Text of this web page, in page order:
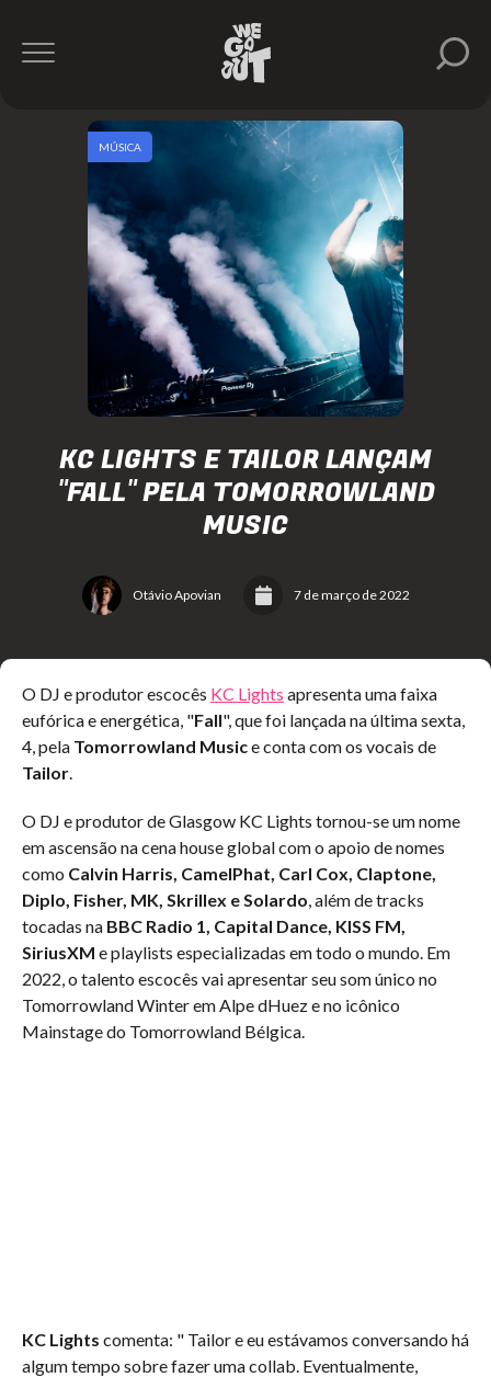
KC LIGHTS E TAILOR LANÇAM
"FALL" PELA TOMORROWLAND
MUSIC
Otávio Apovian 7 de março de 2022
MÚSICA
O DJ e produtor escocês KC Lights apresenta uma faixa
eufórica e energética, "Fall", que foi lançada na última sexta,
4, pela Tomorrowland Musice conta com os vocais de
Tailor.
O DJ e produtor de Glasgow KC Lights tornou-se um nome
em ascensão na cena house global com o apoio de nomes
como Calvin Harris, CamelPhat, Carl Cox, Claptone,
Diplo, Fisher, MK, Skrillex e Solardo, além de tracks
tocadas na BBC Radio 1, Capital Dance, KISS FM,
SiriusXM e playlists especializadas em todo o mundo. Em
2022, o talento escocês vai apresentar seu som único no
Tomorrowland Winter em Alpe dHuez e no icônico
Mainstage do Tomorrowland Bélgica.
KC Lights comenta: " Tailor e eu estávamos conversando há
algum tempo sobre fazer uma collab. Eventualmente,